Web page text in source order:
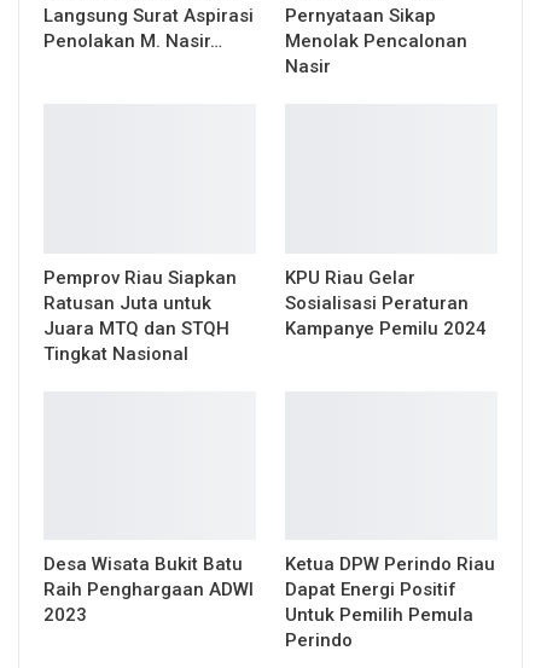
Langsung Surat Aspirasi
Penolakan M. Nasir…
Pernyataan Sikap
Menolak Pencalonan
Nasir
Pemprov Riau Siapkan
Ratusan Juta untuk
Juara MTQ dan STQH
Tingkat Nasional
KPU Riau Gelar
Sosialisasi Peraturan
Kampanye Pemilu 2024
Desa Wisata Bukit Batu
Raih Penghargaan ADWI
2023
Ketua DPW Perindo Riau
Dapat Energi Positif
Untuk Pemilih Pemula
Perindo